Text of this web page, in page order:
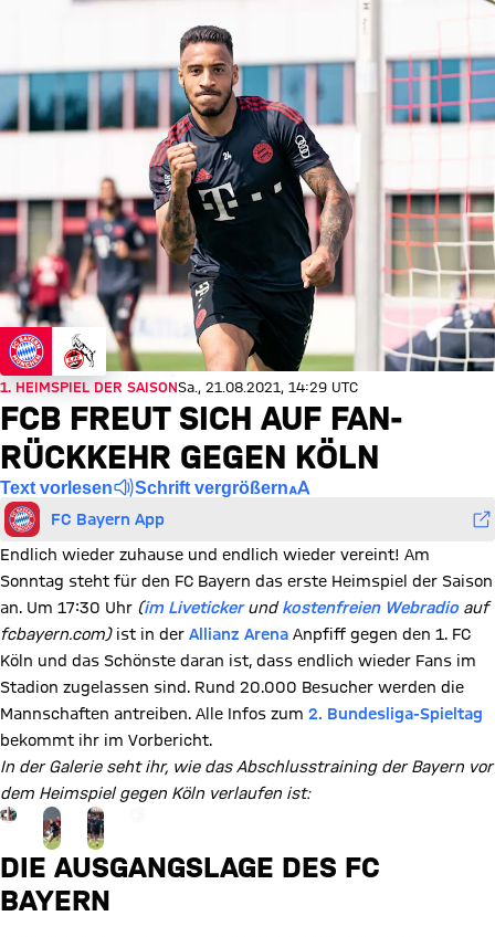
1. HEIMSPIEL DER SAISONSa., 21.08.2021, 14:29 UTC
FCB FREUT SICH AUF FAN-
RÜCKKEHR GEGEN KÖLN
Text vorlesen Schrift vergrößern
FC Bayern App
Endlich wieder zuhause und endlich wieder vereint! Am
Sonntag steht für den FC Bayern das erste Heimspiel der Saison
an. Um 17:30 Uhr (im Livetickerundkostenfreien Webradioauf
fcbayern.com)ist in der Allianz Arena Anpfiff gegen den 1. FC
Köln und das Schönste daran ist, dass endlich wieder Fans im
Stadion zugelassen sind. Rund 20.000 Besucher werden die
Mannschaften antreiben. Alle Infos zum 2. Bundesliga-Spieltag
bekommt ihr im Vorbericht.
In der Galerie seht ihr, wie das Abschlusstraining der Bayern vor
dem Heimspiel gegen Köln verlaufen ist:
Gehe zu Gallerie Seite: zur Galerie
DIE AUSGANGSLAGE DES FC
BAYERN